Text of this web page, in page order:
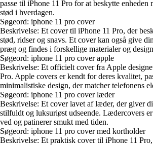
passe til iPhone 11 Pro for at beskytte enheden
stød i hverdagen.
Søgeord: iphone 11 pro cover
Beskrivelse: Et cover til iPhone 11 Pro, der
stød, ridser og snavs. Et cover kan også give
præg og findes i forskellige materialer og
Søgeord: iphone 11 pro cover apple
Beskrivelse: Et officielt cover fra Apple
Pro. Apple covers er kendt for deres kvalitet,
minimalistiske design, der matcher telefonens
Søgeord: iphone 11 pro cover læder
Beskrivelse: Et cover lavet af læder, der giver
stilfuldt og luksuriøst udseende. Lædercovers
ved og patinerer smukt med tiden.
Søgeord: iphone 11 pro cover med kortholder
Beskrivelse: Et praktisk cover til iPhone 11